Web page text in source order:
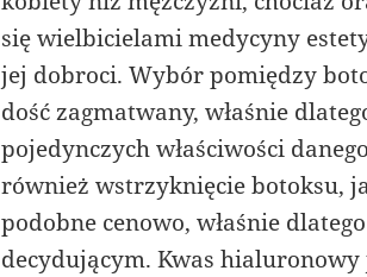
się wielbicielami medycyny
jej dobroci. Wybór pomiędzy
dość zagmatwany, właśnie
pojedynczych właściwości
również wstrzyknięcie botoksu,
podobne cenowo, właśnie
decydującym. Kwas